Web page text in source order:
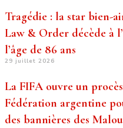
Tragédie : la star bien-
Law & Order décède à
l’âge de 86 ans
29 juillet 2026
La FIFA ouvre un
Fédération argentine
des bannières des